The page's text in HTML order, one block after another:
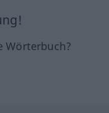
Wörterbuch?